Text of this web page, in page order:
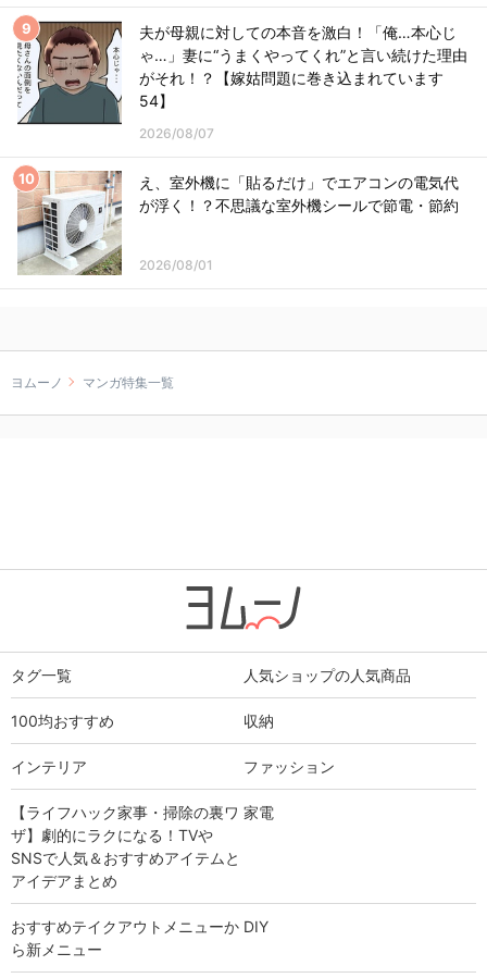
夫が母親に対しての本音を激白！「俺…本心じ
ゃ…」妻に“うまくやってくれ”と言い続けた理由
がそれ！？【嫁姑問題に巻き込まれています
54】
2026/08/07
え、室外機に「貼るだけ」でエアコンの電気代
が浮く！？不思議な室外機シールで節電・節約
2026/08/01
ヨムーノ マンガ特集一覧
タグ一覧 人気ショップの人気商品
100均おすすめ 収納
インテリア ファッション
【ライフハック家事・掃除の裏ワ
ザ】劇的にラクになる！TVや
SNSで人気＆おすすめアイテムと
アイデアまとめ
家電
おすすめテイクアウトメニューか
ら新メニュー
DIY